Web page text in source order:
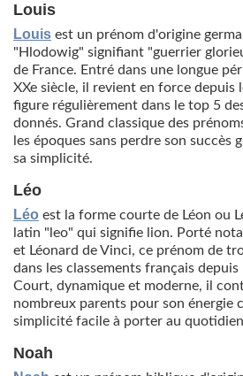
Louis
Louis est un prénom d'origine
"Hlodowig" signifiant "guerrier
de France. Entré dans une longue
XXe siècle, il revient en force depuis
figure régulièrement dans le top 5
donnés. Grand classique des
les époques sans perdre son succès
sa simplicité.
Léo
Léo est la forme courte de Léon ou
latin "leo" qui signifie lion. Porté
et Léonard de Vinci, ce prénom de
dans les classements français depuis
Court, dynamique et moderne, il
nombreux parents pour son énergie
simplicité facile à porter au
Noah